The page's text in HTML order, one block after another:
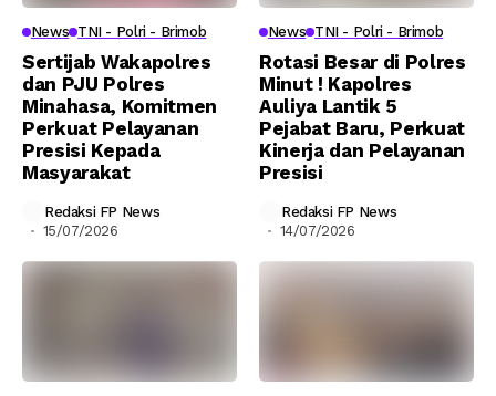
News TNI - Polri - Brimob
Sertijab Wakapolres
dan PJU Polres
Minahasa, Komitmen
Perkuat Pelayanan
Presisi Kepada
Masyarakat
Redaksi FP News
15/07/2026
News TNI - Polri - Brimob
Rotasi Besar di Polres
Minut ! Kapolres
Auliya Lantik 5
Pejabat Baru, Perkuat
Kinerja dan Pelayanan
Presisi
Redaksi FP News
14/07/2026